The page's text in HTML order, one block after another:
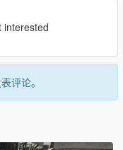
interested
评论。